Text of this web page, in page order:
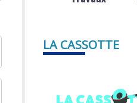
LA CASSOTTE